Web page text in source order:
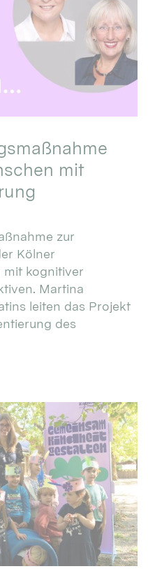
mit
zur
Kölner
mit kognitiver
Martina
leiten das Projekt
des